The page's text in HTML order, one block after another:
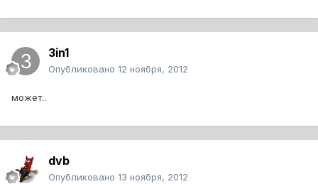
3in1
Опубликовано 12 ноября, 2012
может..
dvb
Опубликовано 13 ноября, 2012